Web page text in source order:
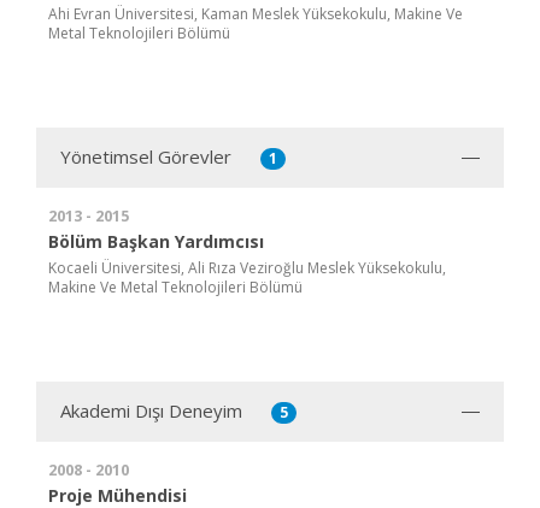
Ahi Evran Üniversitesi, Kaman Meslek Yüksekokulu, Makine Ve
Metal Teknolojileri Bölümü
Yönetimsel Görevler 1
2013 - 2015
Bölüm Başkan Yardımcısı
Kocaeli Üniversitesi, Ali Rıza Veziroğlu Meslek Yüksekokulu,
Makine Ve Metal Teknolojileri Bölümü
Akademi Dışı Deneyim 5
2008 - 2010
Proje Mühendisi